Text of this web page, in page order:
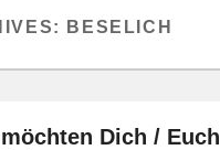
BESELICH
Dich / Euch